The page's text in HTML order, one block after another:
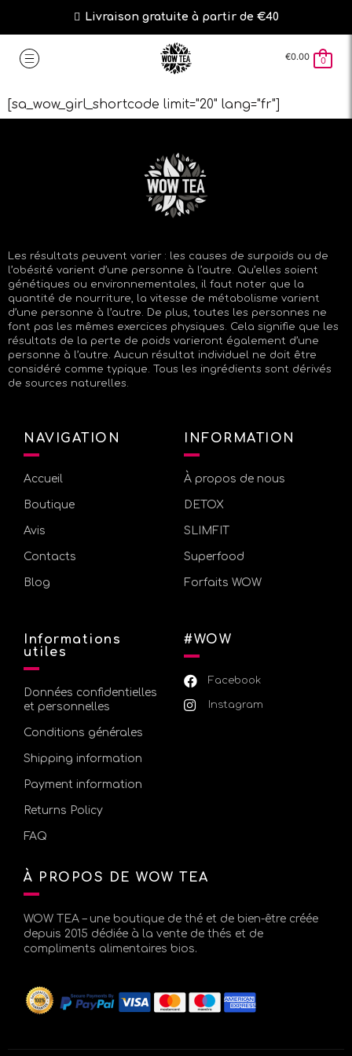
Livraison gratuite à partir de €40
€0.00 0
[sa_wow_girl_shortcode limit="20" lang="fr"]
Les résultats peuvent varier : les causes de surpoids ou de
l’obésité varient d’une personne à l’autre. Qu’elles soient
génétiques ou environnementales, il faut noter que la
quantité de nourriture, la vitesse de métabolisme varient
d’une personne à l’autre. De plus, toutes les personnes ne
font pas les mêmes exercices physiques. Cela signifie que les
résultats de la perte de poids varieront également d’une
personne à l’autre. Aucun résultat individuel ne doit être
considéré comme typique. Tous les ingrédients sont dérivés
de sources naturelles.
NAVIGATION
Accueil
Boutique
Avis
Contacts
Blog
INFORMATION
À propos de nous
DETOX
SLIMFIT
Superfood
Forfaits WOW
Informations
utiles
Données confidentielles
et personnelles
Conditions générales
Shipping information
Payment information
Returns Policy
FAQ
#WOW
Facebook
Instagram
À PROPOS DE WOW TEA
WOW TEA – une boutique de thé et de bien-être créée
depuis 2015 dédiée à la vente de thés et de
compliments alimentaires bios.